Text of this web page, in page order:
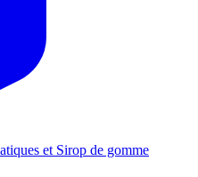
et Sirop de gomme